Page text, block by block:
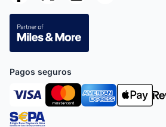
Pagos seguros